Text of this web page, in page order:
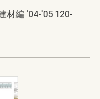
材編 '04-'05 120-